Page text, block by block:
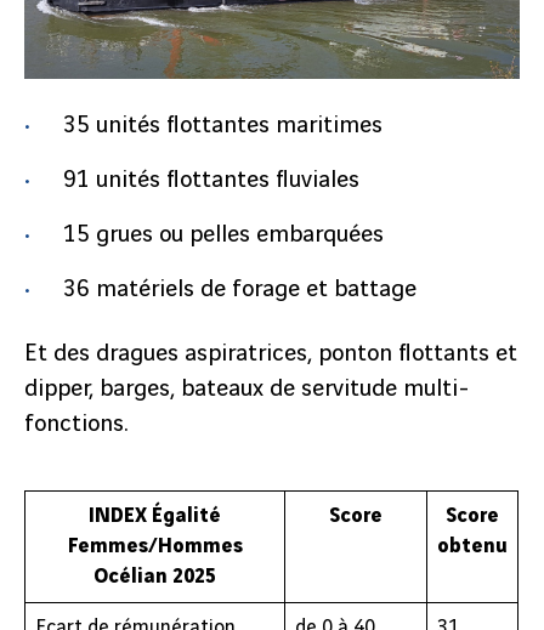
35 unités flottantes maritimes
91 unités flottantes fluviales
15 grues ou pelles embarquées
36 matériels de forage et battage
Et des dragues aspiratrices, ponton flottants et
dipper, barges, bateaux de servitude multi-
fonctions.
INDEX Égalité
Femmes/Hommes
Océlian 2025
Score
Score
obtenu